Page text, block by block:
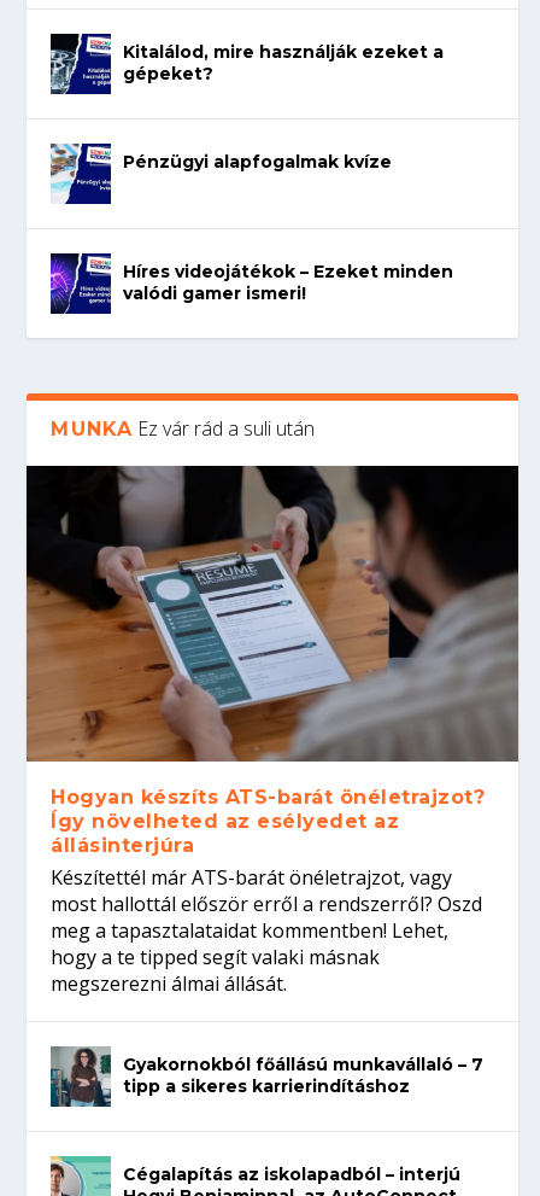
Kitalálod, mire használják ezeket a
gépeket?
Pénzügyi alapfogalmak kvíze
Híres videojátékok – Ezeket minden
valódi gamer ismeri!
MUNKA Ez vár rád a suli után
Hogyan készíts ATS-barát önéletrajzot?
Így növelheted az esélyedet az
állásinterjúra
Készítettél már ATS-barát önéletrajzot, vagy
most hallottál először erről a rendszerről? Oszd
meg a tapasztalataidat kommentben! Lehet,
hogy a te tipped segít valaki másnak
megszerezni álmai állását.
Gyakornokból főállású munkavállaló – 7
tipp a sikeres karrierindításhoz
Cégalapítás az iskolapadból – interjú